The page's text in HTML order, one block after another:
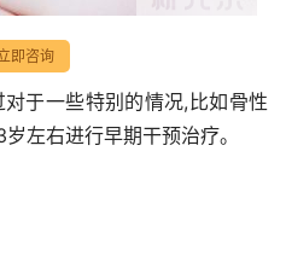
即咨询
于一些特别的情况,比如骨性
左右进行早期干预治疗。